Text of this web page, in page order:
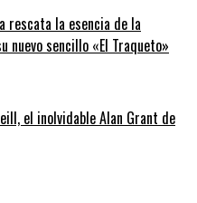
rescata la esencia de la
nuevo sencillo «El Traqueto»
el inolvidable Alan Grant de